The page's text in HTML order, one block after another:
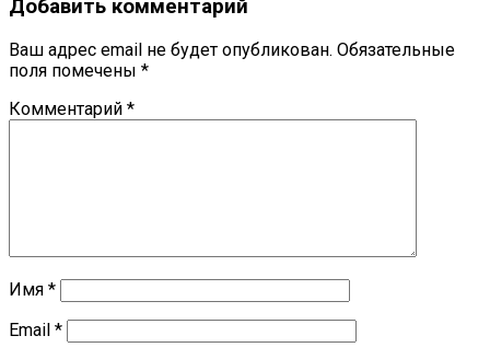
записям
Добавить комментарий
Ваш адрес email не будет опубликован. Обязательные
поля помечены *
Комментарий *
Имя *
Email *